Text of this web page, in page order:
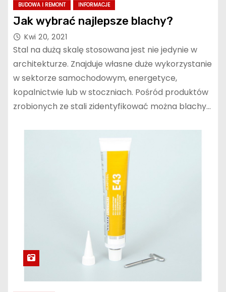
BUDOWA I REMONT INFORMACJE
Jak wybrać najlepsze blachy?
Kwi 20, 2021
Stal na dużą skalę stosowana jest nie jedynie w
architekturze. Znajduje własne duże wykorzystanie
w sektorze samochodowym, energetyce,
kopalnictwie lub w stoczniach. Pośród produktów
zrobionych ze stali zidentyfikować można blachy…